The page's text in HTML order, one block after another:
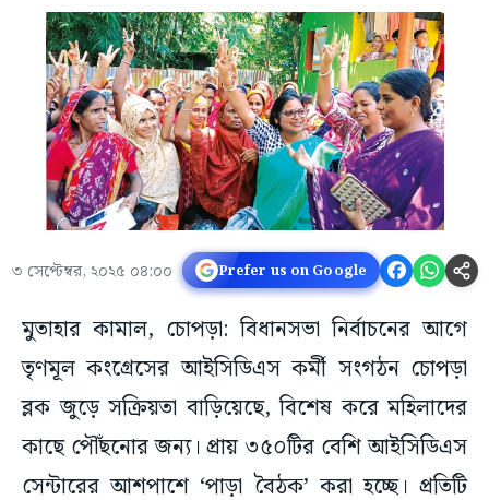
৩ সেপ্টেম্বর, ২০২৫ ০৪:০০ Prefer us on Google
মুতাহার কামাল, চোপড়া: বিধানসভা নির্বাচনের আগে
তৃণমূল কংগ্রেসের আইসিডিএস কর্মী সংগঠন চোপড়া
ব্লক জুড়ে সক্রিয়তা বাড়িয়েছে, বিশেষ করে মহিলাদের
কাছে পৌঁছনোর জন্য। প্রায় ৩৫০টির বেশি আইসিডিএস
সেন্টারের আশপাশে ‘পাড়া বৈঠক’ করা হচ্ছে। প্রতিটি